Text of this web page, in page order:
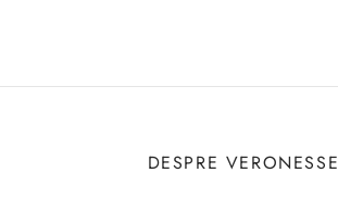
DESPRE VERONESSE